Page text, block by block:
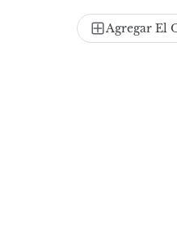
Agregar El